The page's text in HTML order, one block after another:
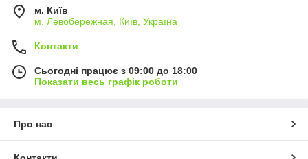
м. Київ
м. Левобережная, Київ, Україна
Контакти
Сьогодні працює з 09:00 до 18:00
Показати весь графік роботи
Про нас